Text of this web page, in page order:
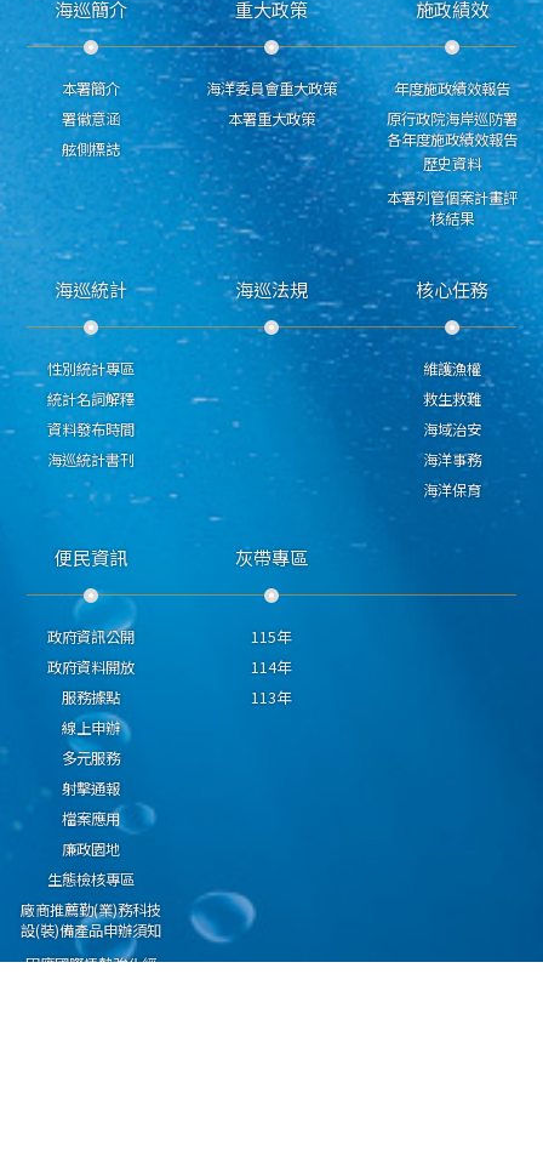
海巡簡介
本署簡介
署徽意涵
舷側標誌
重大政策
海洋委員會重大政策
本署重大政策
施政績效
年度施政績效報告
原行政院海岸巡防署
各年度施政績效報告
歷史資料
本署列管個案計畫評
核結果
海巡統計
性別統計專區
統計名詞解釋
資料發布時間
海巡統計書刊
海巡法規 核心任務
維護漁權
救生救難
海域治安
海洋事務
海洋保育
便民資訊
政府資訊公開
政府資料開放
服務據點
線上申辦
多元服務
射擊通報
檔案應用
廉政園地
生態檢核專區
廠商推薦勤(業)務科技
設(裝)備產品申辦須知
因應國際情勢強化經
灰帶專區
115年
114年
113年